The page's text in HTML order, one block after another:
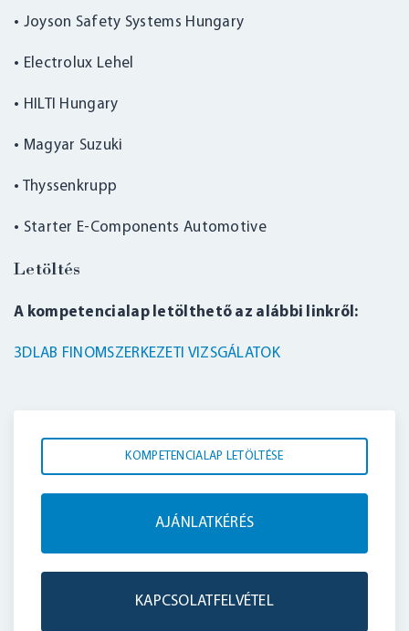
• Joyson Safety Systems Hungary
• Electrolux Lehel
• HILTI Hungary
• Magyar Suzuki
• Thyssenkrupp
• Starter E-Components Automotive
Letöltés
A kompetencialap letölthető az alábbi linkről:
3DLAB FINOMSZERKEZETI VIZSGÁLATOK
KOMPETENCIALAP LETÖLTÉSE
AJÁNLATKÉRÉS
KAPCSOLATFELVÉTEL